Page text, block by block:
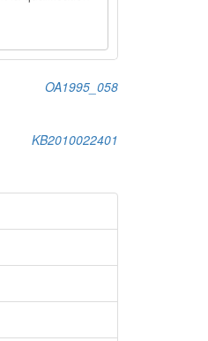
OA1995_058
KB2010022401